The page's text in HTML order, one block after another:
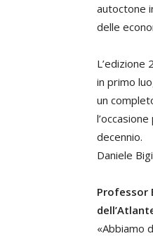
autoctone
delle
in primo
un
decennio.
Daniele
Professor
«Abbiamo